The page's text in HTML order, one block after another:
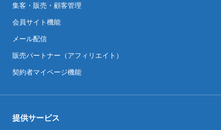
集客・販売・顧客管理
会員サイト機能
メール配信
販売パートナー（アフィリエイト）
契約者マイページ機能
提供サービス